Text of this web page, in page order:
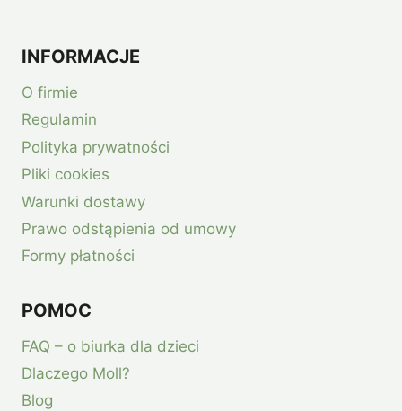
INFORMACJE
O firmie
Regulamin
Polityka prywatności
Pliki cookies
Warunki dostawy
Prawo odstąpienia od umowy
Formy płatności
POMOC
FAQ – o biurka dla dzieci
Dlaczego Moll?
Blog